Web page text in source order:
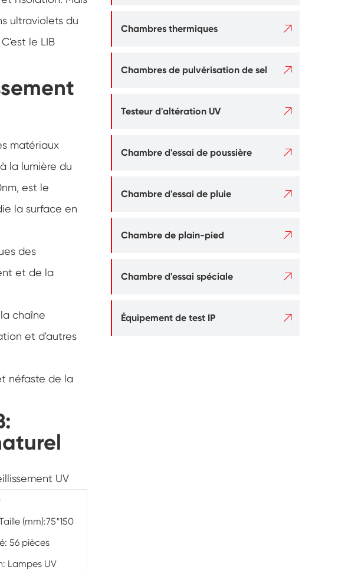
à
de
ultraviolets du
le LIB
matériaux
la lumière du
est le
la surface en
des
et de la
chaîne
et d'autres
néfaste de la
UV
(mm):75*150
56 pièces
Lampes UV
Chambres thermiques 
Chambres de pulvérisation de sel 
Testeur d'altération UV 
Chambre d'essai de poussière 
Chambre d'essai de pluie 
Chambre de plain-pied 
Chambre d'essai spéciale 
Équipement de test IP 